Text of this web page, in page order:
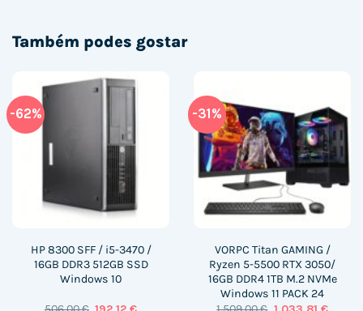
Também podes gostar
-62%
HP 8300 SFF / i5-3470 /
16GB DDR3 512GB SSD
Windows 10
-31%
VORPC Titan GAMING /
Ryzen 5-5500 RTX 3050/
16GB DDR4 1TB M.2 NVMe
Windows 11 PACK 24